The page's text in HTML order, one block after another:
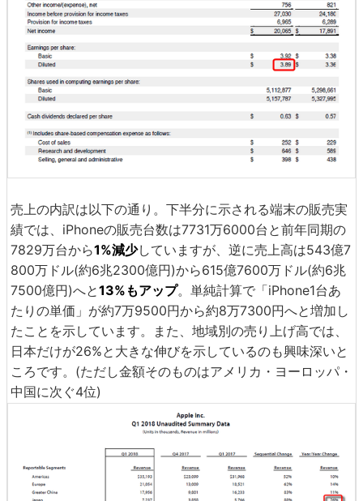
売上の内訳は以下の通り。下半分に示される端末の販売実
績では、iPhoneの販売台数は7731万6000台と前年同期の
7829万台から1%減少していますが、逆に売上高は543億7
800万ドル(約6兆2300億円)から615億7600万ドル(約6兆
7500億円)へと13%もアップ。単純計算で「iPhone1台あ
たりの単価」が約7万9500円から約8万7300円へと増加し
たことを示しています。また、地域別の売り上げ高では、
日本だけが26%と大きな伸びを示しているのも興味深いと
ころです。(ただし金額そのものはアメリカ・ヨーロッパ・
中国に次ぐ4位)